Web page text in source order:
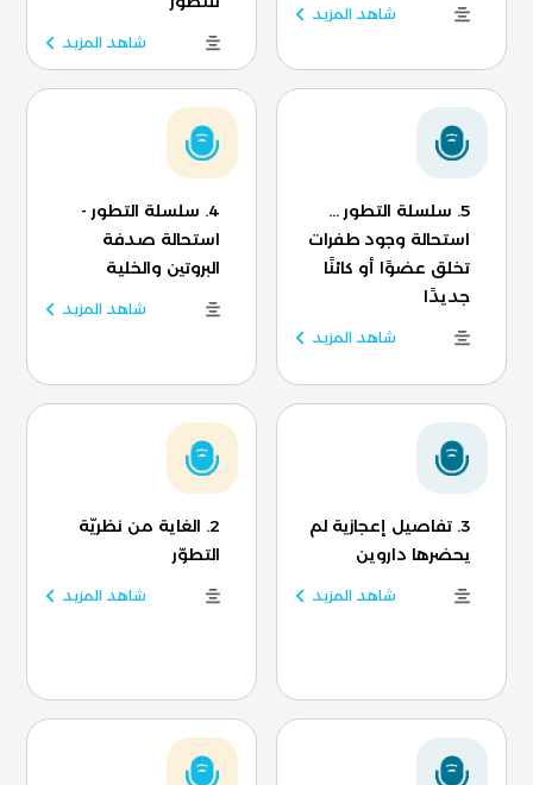
شاهد المزيد
شاهد المزيد
5. سلسلة التطور ...
استحالة وجود طفرات
تخلق عضوًا أو كائنًا
جديدًا
شاهد المزيد
4. سلسلة التطور -
استحالة صدفة
البروتين والخلية
شاهد المزيد
3. تفاصيل إعجازية لم
يحضرها داروين
شاهد المزيد
2. الغاية من نظريّة
التطوّر
شاهد المزيد